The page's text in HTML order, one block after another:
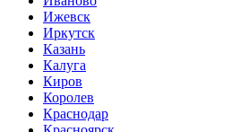
Ижевск
Иркутск
Казань
Калуга
Киров
Королев
Краснодар